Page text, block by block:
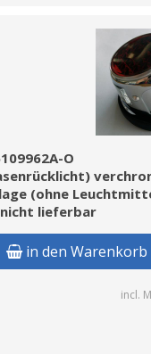
O
(ohne
nicht lieferbar
in den Warenkorb
incl.